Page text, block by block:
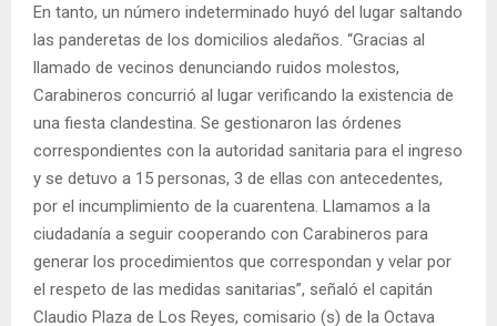
En tanto, un número indeterminado huyó del lugar saltando
las panderetas de los domicilios aledaños. “Gracias al
llamado de vecinos denunciando ruidos molestos,
Carabineros concurrió al lugar verificando la existencia de
una fiesta clandestina. Se gestionaron las órdenes
correspondientes con la autoridad sanitaria para el ingreso
y se detuvo a 15 personas, 3 de ellas con antecedentes,
por el incumplimiento de la cuarentena. Llamamos a la
ciudadanía a seguir cooperando con Carabineros para
generar los procedimientos que correspondan y velar por
el respeto de las medidas sanitarias”, señaló el capitán
Claudio Plaza de Los Reyes, comisario (s) de la Octava